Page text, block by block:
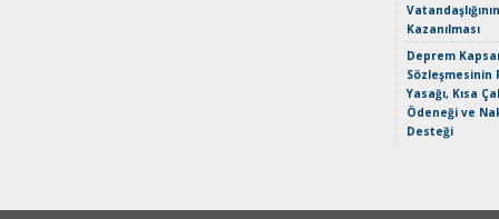
Vatandaşlığının
Kazanılması
Deprem
Sözleşmesinin
Yasağı, Kısa
Ödeneği ve
Desteği